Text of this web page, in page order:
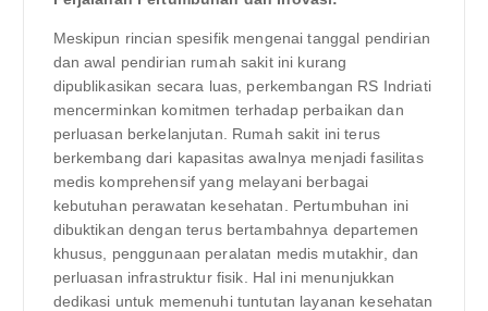
Meskipun rincian spesifik mengenai tanggal pendirian
dan awal pendirian rumah sakit ini kurang
dipublikasikan secara luas, perkembangan RS Indriati
mencerminkan komitmen terhadap perbaikan dan
perluasan berkelanjutan. Rumah sakit ini terus
berkembang dari kapasitas awalnya menjadi fasilitas
medis komprehensif yang melayani berbagai
kebutuhan perawatan kesehatan. Pertumbuhan ini
dibuktikan dengan terus bertambahnya departemen
khusus, penggunaan peralatan medis mutakhir, dan
perluasan infrastruktur fisik. Hal ini menunjukkan
dedikasi untuk memenuhi tuntutan layanan kesehatan